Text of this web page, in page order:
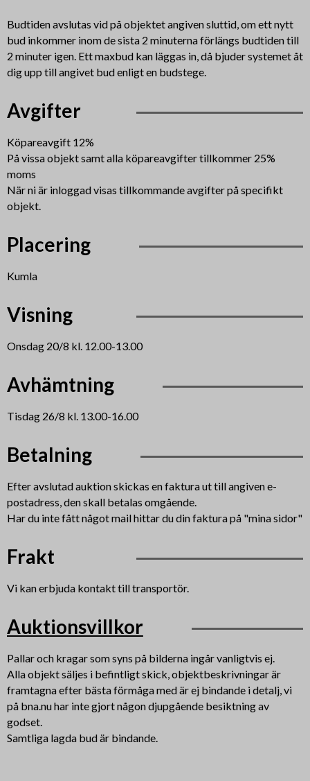
Budtiden avslutas vid på objektet angiven sluttid, om ett nytt
bud inkommer inom de sista 2 minuterna förlängs budtiden till
2 minuter igen. Ett maxbud kan läggas in, då bjuder systemet åt
dig upp till angivet bud enligt en budstege.
Avgifter
Köpareavgift 12%
På vissa objekt samt alla köpareavgifter tillkommer 25%
moms
När ni är inloggad visas tillkommande avgifter på specifikt
objekt.
Placering
Kumla
Visning
Onsdag 20/8 kl. 12.00-13.00
Avhämtning
Tisdag 26/8 kl. 13.00-16.00
Betalning
Efter avslutad auktion skickas en faktura ut till angiven e-
postadress, den skall betalas omgående.
Har du inte fått något mail hittar du din faktura på "mina sidor"
Frakt
Vi kan erbjuda kontakt till transportör.
Auktionsvillkor
Pallar och kragar som syns på bilderna ingår vanligtvis ej.
Alla objekt säljes i befintligt skick, objektbeskrivningar är
framtagna efter bästa förmåga med är ej bindande i detalj, vi
på bna.nu har inte gjort någon djupgående besiktning av
godset.
Samtliga lagda bud är bindande.